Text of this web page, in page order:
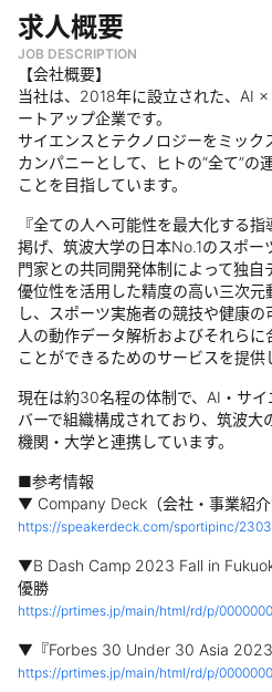
求人概要
JOB DESCRIPTION
【会社概要】
当社は、2018年に設立された、AI
ートアップ企業です。
サイエンスとテクノロジーをミック
カンパニーとして、ヒトの“全て”の
ことを目指しています。
『全ての人へ可能性を最大化する
掲げ、筑波大学の日本No.1のスポ
門家との共同開発体制によって独自
優位性を活用した精度の高い三次
し、スポーツ実施者の競技や健康
人の動作データ解析およびそれら
ことができるためのサービスを提供
現在は約30名程の体制で、AI・サ
バーで組織構成されており、筑波大
機関・大学と連携しています。
■参考情報
▼ Company Deck（会社・事業紹介
https://speakerdeck.com/sportipinc/
▼B Dash Camp 2023 Fall in
優勝
https://prtimes.jp/main/html/rd/p/
▼『Forbes 30 Under 30 Asia 2023
https://prtimes.jp/main/html/rd/p/